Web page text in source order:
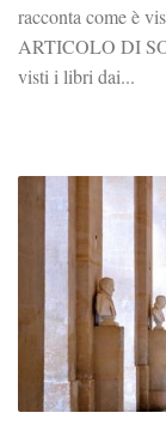
racconta come è
ARTICOLO DI
visti i libri dai...